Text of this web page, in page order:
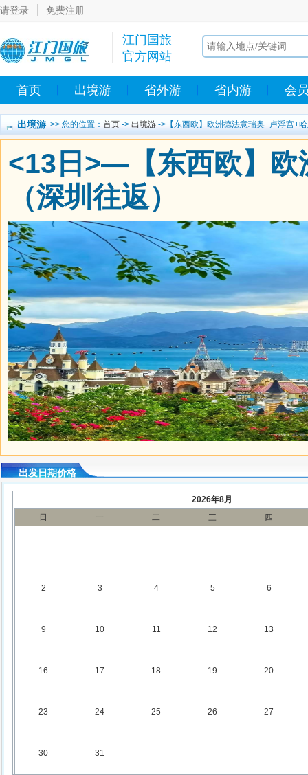
请登录 免费注册
江门国旅
官方网站
首页 出境游 省外游 省内游 会
出境游 >> 您的位置： 首页 -> 出境游 ->【东西欧】欧洲德法意瑞奥+卢浮宫+
<13日>—【东西欧】欧
（深圳往返）
出发日期价格
2026年8月
日
一 二 三 四
2 3 4 5 6
9 10 11 12 13
16 17 18 19 20
23 24 25 26 27
30 31